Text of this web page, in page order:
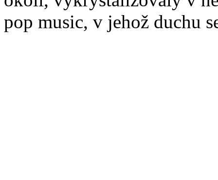
pop music, v jehož duchu